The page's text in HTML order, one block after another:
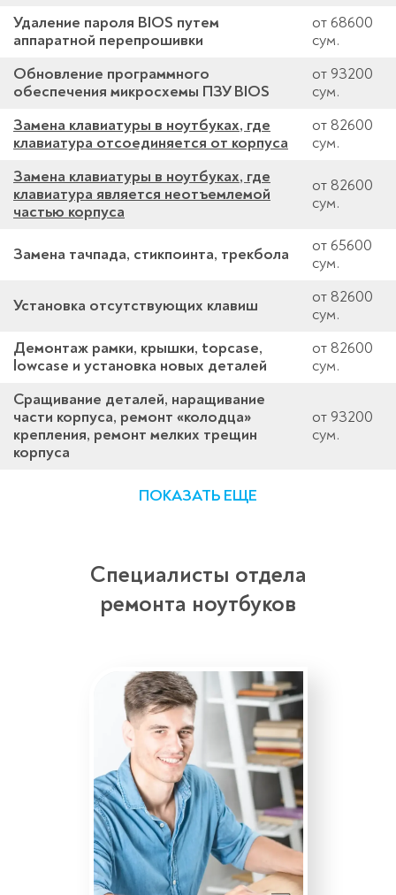
Удаление пароля BIOS путем
аппаратной перепрошивки
от 68600
сум.
Обновление программного
обеспечения микросхемы ПЗУ BIOS
от 93200
сум.
Замена клавиатуры в ноутбуках, где
клавиатура отсоединяется от корпуса
от 82600
сум.
Замена клавиатуры в ноутбуках, где
клавиатура является неотъемлемой
частью корпуса
от 82600
сум.
Замена тачпада, стикпоинта, трекбола
от 65600
сум.
Установка отсутствующих клавиш
от 82600
сум.
Демонтаж рамки, крышки, topcase,
lowcase и установка новых деталей
от 82600
сум.
Сращивание деталей, наращивание
части корпуса, ремонт «колодца»
крепления, ремонт мелких трещин
корпуса
от 93200
сум.
ПОКАЗАТЬ ЕЩЕ
Специалисты отдела
ремонта ноутбуков